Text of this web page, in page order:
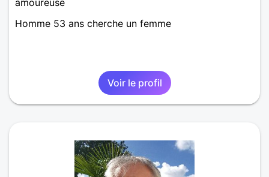
amoureuse
Homme 53 ans cherche un femme
Voir le profil